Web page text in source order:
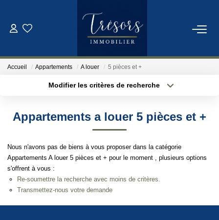
Qui Sommes-Nous
Notre Équipe
ESTIMATION
Accueil Appartements A louer 5 pièces et +
Modifier les critères de recherche
Surface min Budget max
Plus de critères Créer une alerte
Appartements a louer 5 pièces et +
Nous n'avons pas de biens à vous proposer dans la catégorie
Appartements A louer 5 pièces et + pour le moment , plusieurs options
s'offrent à vous :
Re-soumettre la recherche avec moins de critères.
Transmettez-nous votre demande